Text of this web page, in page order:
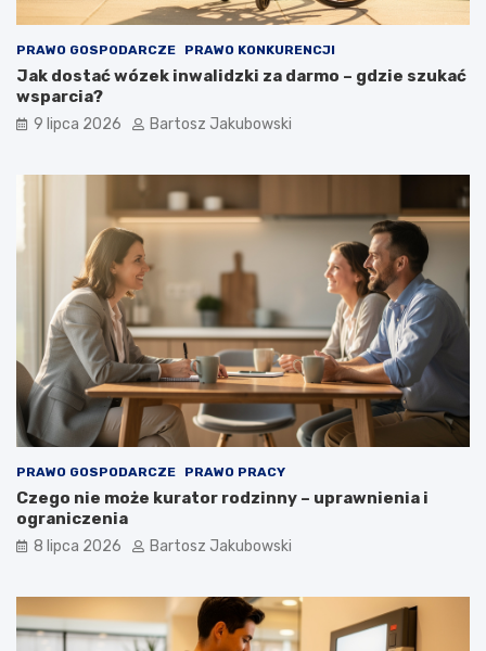
PRAWO GOSPODARCZE PRAWO KONKURENCJI
Jak dostać wózek inwalidzki za darmo – gdzie szukać
wsparcia?
9 lipca 2026 Bartosz Jakubowski
PRAWO GOSPODARCZE PRAWO PRACY
Czego nie może kurator rodzinny – uprawnienia i
ograniczenia
8 lipca 2026 Bartosz Jakubowski